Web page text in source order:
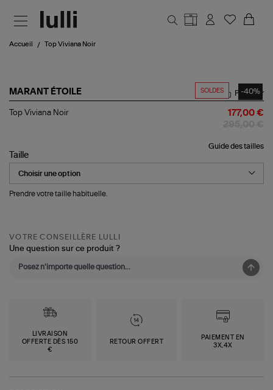
Accueil Top Viviana Noir
SOLDES -40%
MARANT ÉTOILE
Top
Partager
Top Viviana Noir 177,00 €
Guide des tailles
Taille
Prendre votre taille habituelle.
VOTRE CONSEILLÈRE LULLI
Une question sur ce produit ?
LIVRAISON
OFFERTE DÈS 150
€
RETOUR OFFERT
PAIEMENT EN
3X,4X